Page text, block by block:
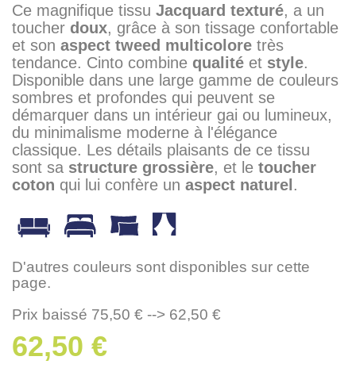
Ce magnifique tissu Jacquard texturé, a un
toucher doux, grâce à son tissage confortable
et son aspect tweed multicolore très
tendance. Cinto combine qualité et style.
Disponible dans une large gamme de couleurs
sombres et profondes qui peuvent se
démarquer dans un intérieur gai ou lumineux,
du minimalisme moderne à l'élégance
classique. Les détails plaisants de ce tissu
sont sa structure grossière, et le toucher
coton qui lui confère un aspect naturel .
D'autres couleurs sont disponibles sur cette
page.
Prix baissé 75,50 € --> 62,50 €
62,50 €